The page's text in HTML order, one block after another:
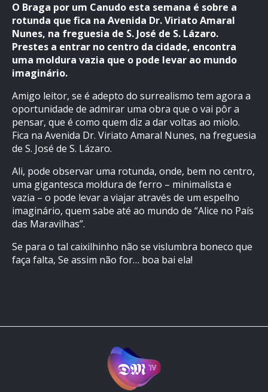
O Braga por um Canudo esta semana é sobre a
rotunda que fica na Avenida Dr. Viriato Amaral
Nunes, na freguesia de S. José de S. Lázaro.
Prestes a entrar no centro da cidade, encontra
uma moldura vazia que o pode levar ao mundo
imaginário.
Amigo leitor, se é adepto do surrealismo tem agora a
oportunidade de admirar uma obra que o vai pôr a
pensar, que é como quem diz a dar voltas ao miolo.
Fica na Avenida Dr. Viriato Amaral Nunes, na freguesia
de S. José de S. Lázaro.
Ali, pode observar uma rotunda, onde, bem no centro,
uma gigantesca moldura de ferro – minimalista e
vazia – o pode levar a viajar através de um espelho
imaginário, quem sabe até ao mundo de “Alice no País
das Maravilhas”.
Se para o tal caixilhinho não se vislumbra boneco que
faça falta, Se assim não for… boa bai ela!